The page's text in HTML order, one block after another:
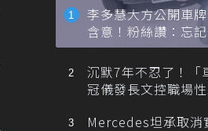
李多慧大方公開車
含意！粉絲讚：忘
忙找車
沉默7年不忍了！「
冠儀發長文控職場
Mercedes坦承取消